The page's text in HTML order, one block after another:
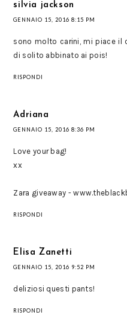
silvia jackson
GENNAIO 15, 2016 8:15 PM
sono molto carini, mi piace il
di solito abbinato ai pois!
RISPONDI
Adriana
GENNAIO 15, 2016 8:36 PM
Love your bag!
xx
Zara giveaway -
RISPONDI
Elisa Zanetti
GENNAIO 15, 2016 9:52 PM
deliziosi questi pants!
RISPONDI